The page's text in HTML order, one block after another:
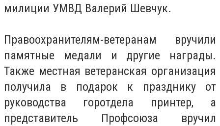
милиции УМВД Валерий Шевчук.
Правоохранителям-ветеранам вручили
памятные медали и другие награды.
Также местная ветеранская организация
получила в подарок к празднику от
руководства горотдела принтер, а
представитель Профсоюза вручил